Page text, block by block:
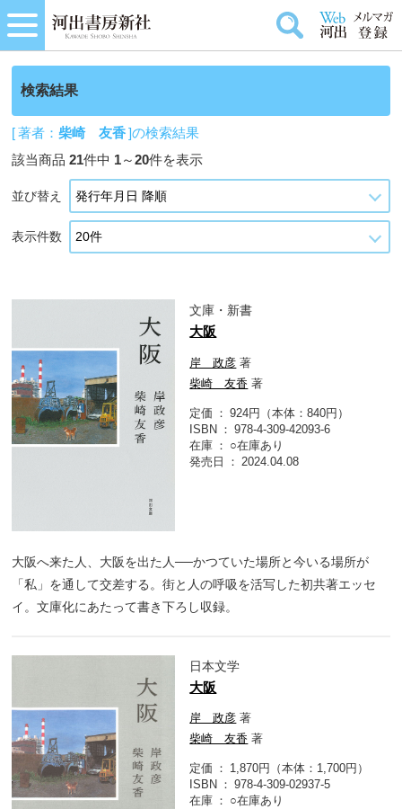
検索結果
[ 著者：柴崎 友香]の検索結果
該当商品21件中 1～20件を表示
並び替え
表示件数
文庫・新書
大阪
岸 政彦 著
柴崎 友香 著
定価
924円（本体：840円）
ISBN
978-4-309-42093-6
在庫
○在庫あり
発売日
2024.04.08
大阪へ来た人、大阪を出た人──かつていた場所と今いる場所が
「私」を通して交差する。街と人の呼吸を活写した初共著エッセ
イ。文庫化にあたって書き下ろし収録。
日本文学
大阪
岸 政彦 著
柴崎 友香 著
定価
1,870円（本体：1,700円）
ISBN
978-4-309-02937-5
在庫
○在庫あり